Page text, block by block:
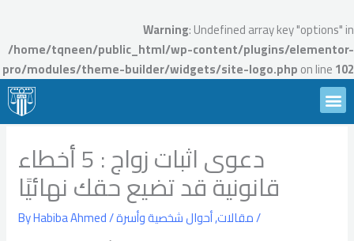
Warning: Undefined array key "options" in
/home/tqneen/public_html/wp-content/plugins/elementor-
pro/modules/theme-builder/widgets/site-logo.phpon line102
to
content
Menu
دعوى اثبات زواج : 5 أخطاء
قانونية قد تضيع حقك نهائيًا
/مقالات,أحوال شخصية وأسرة/ By
Habiba Ahmed